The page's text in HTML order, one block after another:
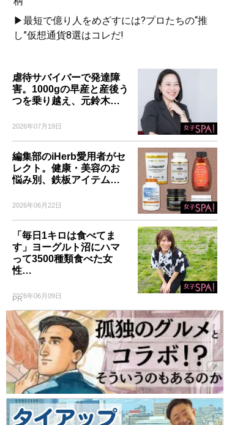
▶最短で億り人をめざすには?プロたちの“推
し”仮想通貨8選はコレだ!
虐待サバイバーで発達障
害。1000gの早産と産後う
つを乗り越え、元鈴木…
2026年07月19日
編集部のiHerb愛用者がセ
レクト。健康・美容のお
悩み別、鉄板アイテム…
2026年06月22日
「毎日1キロは食べてま
す」ヨーグルト沼にハマ
って3500種類食べた女
性…
2026年06月09日
PR